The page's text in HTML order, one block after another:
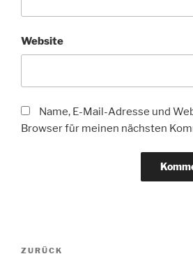
Website
Name, E-Mail-Adresse und
Browser für meinen nächsten
Beitragsnavigation
ZURÜCK